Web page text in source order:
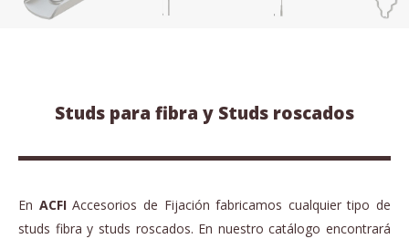
Studs para fibra y Studs roscados
En ACFIAccesorios de Fijación fabricamos cualquier tipo de
studs fibra y studs roscados. En nuestro catálogo encontrará